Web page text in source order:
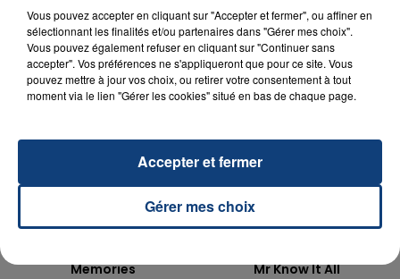
TITRES DIFFUSÉS
14h22
14h22
Memories
14h18
14h18
Mr Know It All
Vous pouvez accepter en cliquant sur "Accepter et fermer", ou affiner en
sélectionnant les finalités et/ou partenaires dans "Gérer mes choix".
Vous pouvez également refuser en cliquant sur "Continuer sans
accepter". Vos préférences ne s'appliqueront que pour ce site. Vous
pouvez mettre à jour vos choix, ou retirer votre consentement à tout
moment via le lien "Gérer les cookies" situé en bas de chaque page.
Gérer mes choix
Accepter et fermer